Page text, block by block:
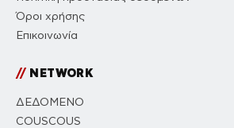
Όροι χρήσης
Επικοινωνία
//NETWORK
ΔΕΔΟΜΕΝΟ
COUSCOUS